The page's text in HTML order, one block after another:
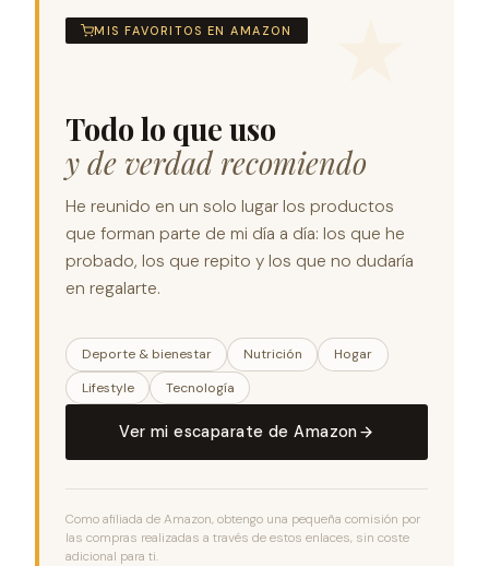
MIS FAVORITOS EN AMAZON
Todo lo que uso
y de verdad recomiendo
He reunido en un solo lugar los productos
que forman parte de mi día a día: los que he
probado, los que repito y los que no dudaría
en regalarte.
Deporte & bienestar Nutrición
Hogar
Lifestyle
Tecnología
Ver mi escaparate de Amazon
Como afiliada de Amazon, obtengo una pequeña comisión por
las compras realizadas a través de estos enlaces, sin coste
adicional para ti.